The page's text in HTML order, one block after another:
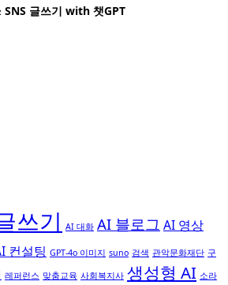
글쓰기 with 챗GPT
쓰기 AI 대화 AI 블로그 AI 영상
컨설팅 GPT-4o 이미지 suno 검색 관악문화재단 구
레퍼런스 맞춤교육 사회복지사 생성형 AI 소라